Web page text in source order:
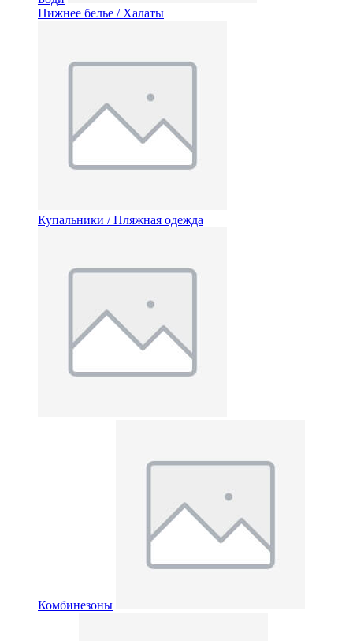
Нижнее белье / Халаты
Купальники / Пляжная одежда
Комбинезоны